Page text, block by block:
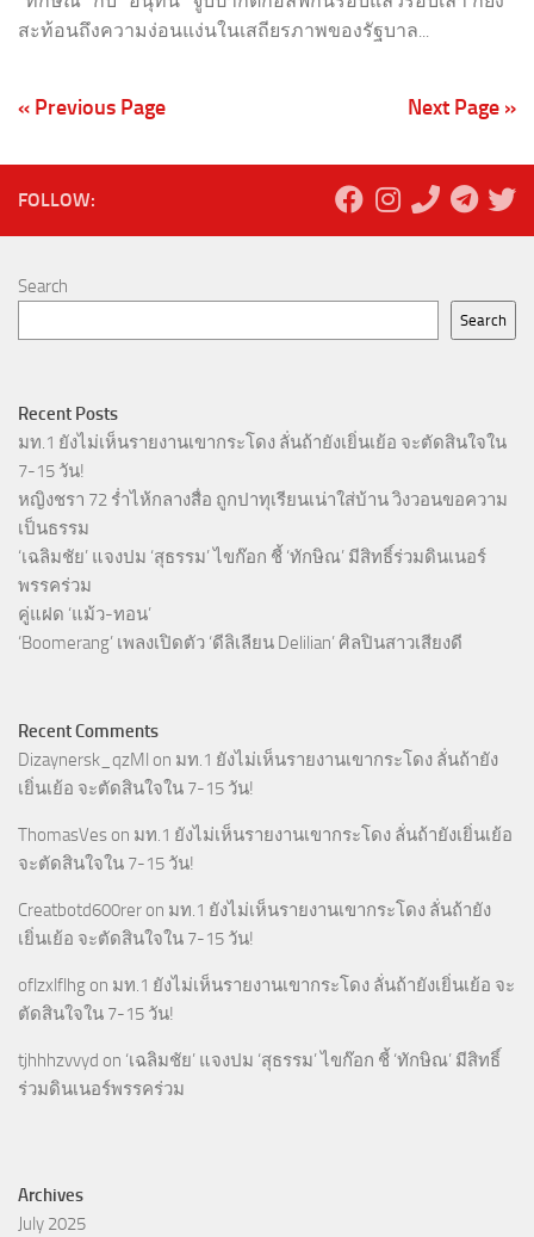
สะท้อนถึงความง่อนแง่นในเสถียรภาพของรัฐบาล...
« Previous Page Next Page »
FOLLOW:
Search
Search
Recent Posts
มท.1 ยังไม่เห็นรายงานเขากระโดง ลั่นถ้ายังเยิ่นเย้อ จะตัดสินใจใน
7-15 วัน!
หญิงชรา 72 ร่ำไห้กลางสื่อ ถูกปาทุเรียนเน่าใส่บ้าน วิงวอนขอความ
เป็นธรรม
‘เฉลิมชัย’ แจงปม ‘สุธรรม’ ไขก๊อก ชี้ ‘ทักษิณ’ มีสิทธิ์ร่วมดินเนอร์
พรรคร่วม
คู่แฝด ‘แม้ว-ทอน’
‘Boomerang’ เพลงเปิดตัว ‘ดีลิเลียน Delilian’ ศิลปินสาวเสียงดี
Recent Comments
Dizaynersk_qzMl on มท.1 ยังไม่เห็นรายงานเขากระโดง ลั่นถ้ายัง
เยิ่นเย้อ จะตัดสินใจใน 7-15 วัน!
ThomasVes on มท.1 ยังไม่เห็นรายงานเขากระโดง ลั่นถ้ายังเยิ่นเย้อ
จะตัดสินใจใน 7-15 วัน!
Creatbotd600rer on มท.1 ยังไม่เห็นรายงานเขากระโดง ลั่นถ้ายัง
เยิ่นเย้อ จะตัดสินใจใน 7-15 วัน!
oflzxlflhg on มท.1 ยังไม่เห็นรายงานเขากระโดง ลั่นถ้ายังเยิ่นเย้อ จะ
ตัดสินใจใน 7-15 วัน!
tjhhhzvvyd on ‘เฉลิมชัย’ แจงปม ‘สุธรรม’ ไขก๊อก ชี้ ‘ทักษิณ’ มีสิทธิ์
ร่วมดินเนอร์พรรคร่วม
Archives
July 2025